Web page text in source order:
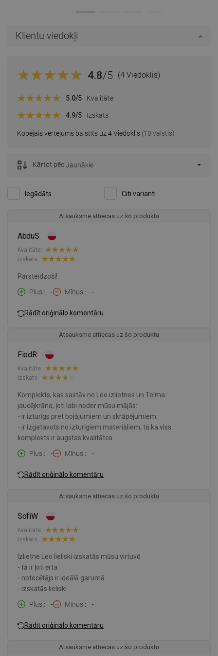
Klientu viedokļi
4.8/5 (4 Viedoklis)
Kopējais vērtējums balstīts uz 4 Viedoklis (10 valstis)
5.0/5 Kvalitāte
4.9/5 Izskats
Iegādāts Citi varianti
Kārtot pēc:Jaunākie
Atsauksme attiecas uz šo produktu
AbduS
Kvalitāte:
Izskats:
Pārsteidzoši!
Plusi:
- Mīnusi: -
Rādīt oriģinālo komentāru
Atsauksme attiecas uz šo produktu
FiodR
Kvalitāte:
Izskats:
Komplekts, kas sastāv no Leo izlietnes un Telma
jaucējkrāna, ļoti labi noder mūsu mājās:
- ir izturīgs pret bojājumiem un skrāpējumiem
- ir izgatavots no izturīgiem materiāliem, tā ka viss
komplekts ir augstas kvalitātes.
Plusi:
- Mīnusi: -
Rādīt oriģinālo komentāru
Atsauksme attiecas uz šo produktu
SofiW
Kvalitāte:
Izskats:
Izlietne Leo lieliski izskatās mūsu virtuvē
- tā ir ļoti ērta
- notecētājs ir ideālā garumā
- izskatās lieliski
Plusi:
- Mīnusi: -
Rādīt oriģinālo komentāru
Atsauksme attiecas uz šo produktu